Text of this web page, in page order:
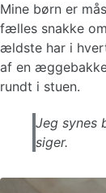
Mine børn er
fælles snakke
ældste har i
af en
rundt i stuen.
Jeg synes
siger.